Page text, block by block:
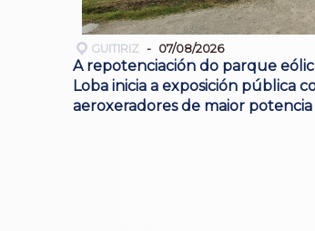
GUITIRIZ 07/08/2026
A repotenciación do parque
Loba inicia a exposición pública
aeroxeradores de maior potencia